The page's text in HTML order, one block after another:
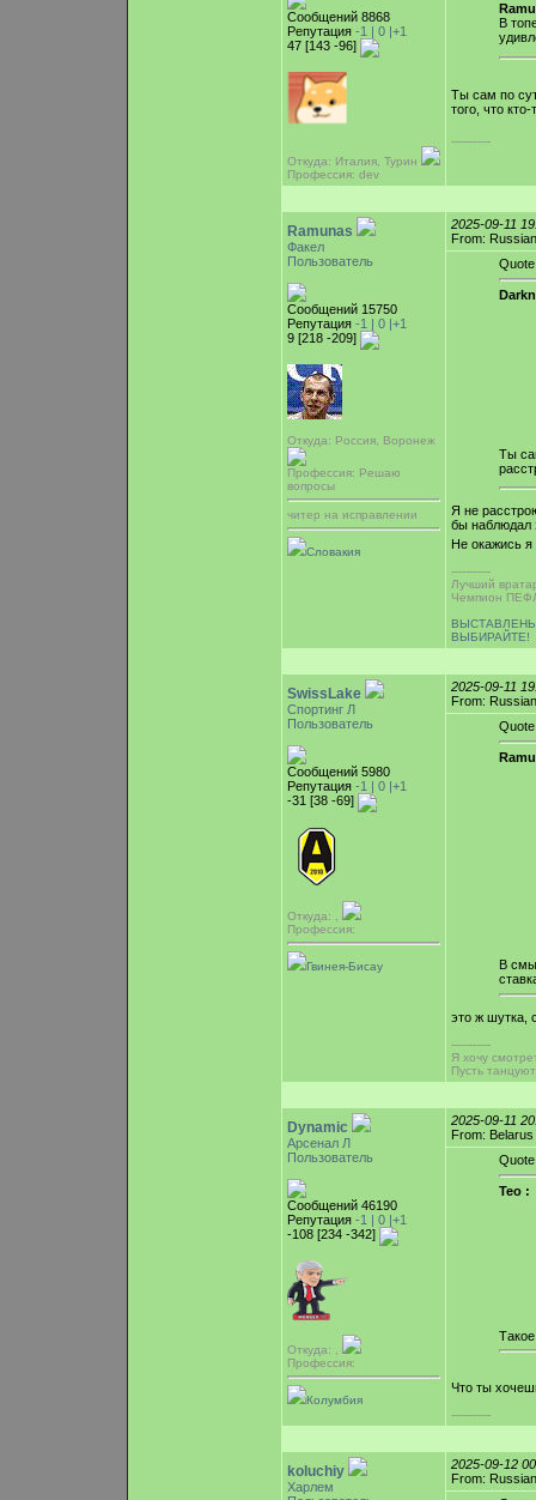
Сообщений 8868
Репутация -1 | 0 |+1
47 [143 -96]
Откуда: Италия, Турин
Профессия: dev
В
Ты сам по
того, что
-----------
Ramunas
Факел
Пользователь
Сообщений 15750
Репутация -1 | 0 |+1
9 [218 -209]
Откуда: Россия, Воронеж
Профессия: Решаю
вопросы
читер на исправлении
Словакия
2025-09-11
From:
Quote
Ты
Я не
бы наблюдал
Не окажись
-----------
Лучший
Чемпион
ВЫБИРАЙТЕ!
SwissLake
Спортинг Л
Пользователь
Сообщений 5980
Репутация -1 | 0 |+1
-31 [38 -69]
Откуда: ,
Профессия:
Гвинея-Бисау
2025-09-11
From:
Quote
В
это ж шутка,
-----------
Я хочу
Пусть
Dynamic
Арсенал Л
Пользователь
Сообщений 46190
Репутация -1 | 0 |+1
-108 [234 -342]
Откуда: ,
Профессия:
Колумбия
2025-09-11
From: Belarus
Quote
Teo :
Что ты
-----------
koluchiy
Харлем
2025-09-12
From: